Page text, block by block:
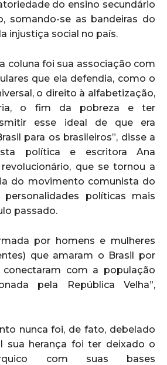
do ensino secundário
somando-se as bandeiras do
injustiça social no país.
coluna foi sua associação com
que ela defendia, como o
o direito à alfabetização,
o fim da pobreza e ter
esse ideal de que era
para os brasileiros”, disse a
política e escritora Ana
que se tornou a
do movimento comunista do
políticas mais
passado.
por homens e mulheres
que amaram o Brasil por
com a população
pela República Velha”,
nunca foi, de fato, debelado
sua herança foi ter deixado o
com suas bases